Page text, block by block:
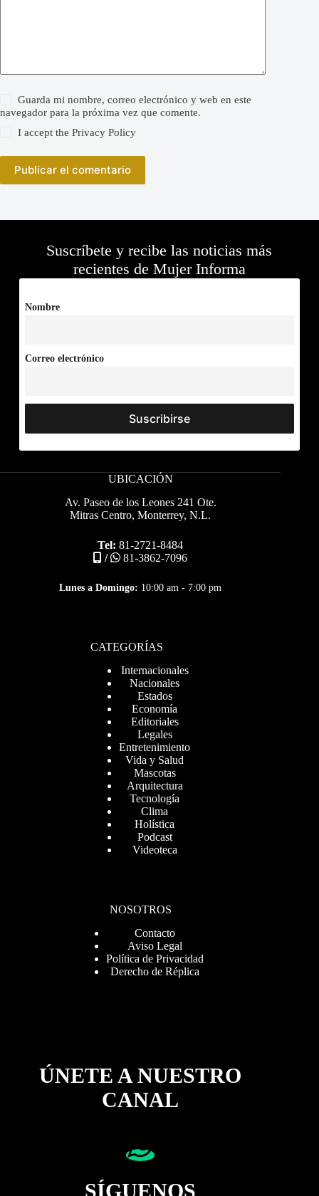
Guarda mi nombre, correo electrónico y web en este
navegador para la próxima vez que comente.
I accept thePrivacy Policy
Publicar el comentario
Suscríbete y recibe las noticias más
recientes de Mujer Informa
Nombre
Correo electrónico
UBICACIÓN
Av. Paseo de los Leones 241 Ote.
Mitras Centro, Monterrey, N.L.
Tel: 81-2721-8484
/
81-3862-7096
Lunes a Domingo: 10:00 am - 7:00 pm
CATEGORÍAS
Internacionales
Nacionales
Estados
Economía
Editoriales
Legales
Entretenimiento
Vida y Salud
Mascotas
Arquitectura
Tecnología
Clima
Holística
Podcast
Videoteca
NOSOTROS
Contacto
Aviso Legal
Política de Privacidad
Derecho de Réplica
ÚNETE A NUESTRO
CANAL
SÍGUENOS